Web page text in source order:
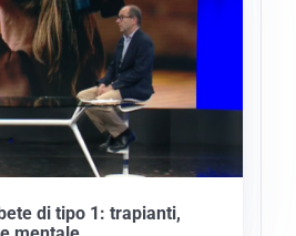
di tipo 1: trapianti,